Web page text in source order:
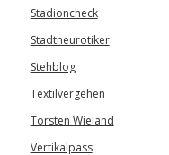
Stadioncheck
Stadtneurotiker
Stehblog
Textilvergehen
Torsten Wieland
Vertikalpass